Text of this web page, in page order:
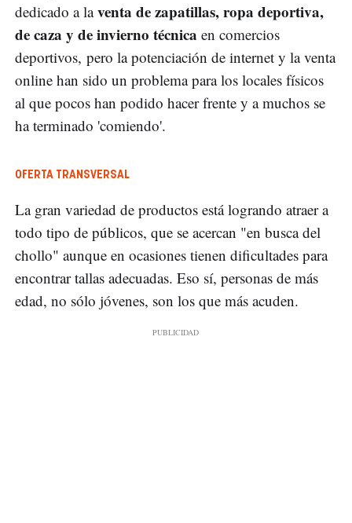
dedicado a laventa de zapatillas, ropa deportiva,
de caza y de invierno técnica en comercios
deportivos, pero la potenciación de internet y la venta
online han sido un problema para los locales físicos
al que pocos han podido hacer frente y a muchos se
ha terminado 'comiendo'.
OFERTA TRANSVERSAL
La gran variedad de productos está logrando atraer a
todo tipo de públicos, que se acercan "en busca del
chollo" aunque en ocasiones tienen dificultades para
encontrar tallas adecuadas. Eso sí, personas de más
edad, no sólo jóvenes, son los que más acuden.